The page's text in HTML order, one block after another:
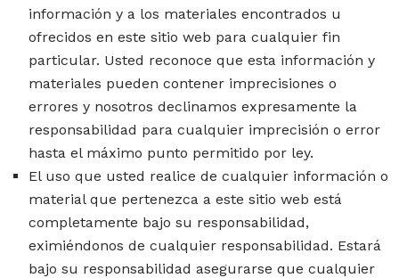
información y a los materiales encontrados u
ofrecidos en este sitio web para cualquier fin
particular. Usted reconoce que esta información y
materiales pueden contener imprecisiones o
errores y nosotros declinamos expresamente la
responsabilidad para cualquier imprecisión o error
hasta el máximo punto permitido por ley.
El uso que usted realice de cualquier información o
material que pertenezca a este sitio web está
completamente bajo su responsabilidad,
eximiéndonos de cualquier responsabilidad. Estará
bajo su responsabilidad asegurarse que cualquier